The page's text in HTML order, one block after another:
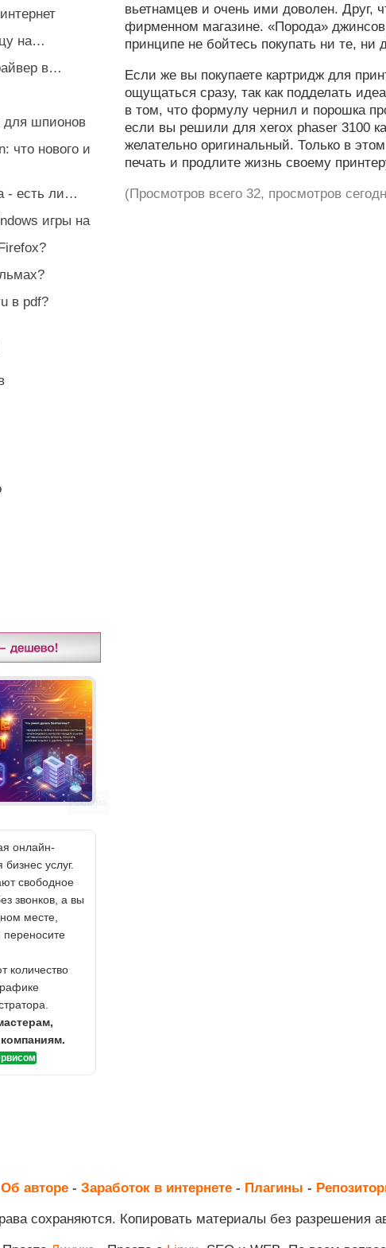
вьетнамцев и очень ими доволен. Друг,
фирменном магазине. «Порода»
принципе не бойтесь покупать ни те, ни
Если же вы покупаете картридж для
ощущаться сразу, так как подделать
в том, что формулу чернил и порошка
если вы решили для xerox phaser 3100
желательно оригинальный. Только в
печать и продлите жизнь своему
(Просмотров всего 32, просмотров
на…
в…
для шпионов
что нового и
- есть ли…
игры на
в pdf?
Реклама
онлайн-
услуг.
свободное
звонков, а вы
месте,
переносите
количество
Об авторе- Заработок в интернете- Плагины -
сохраняются. Копировать материалы без разрешения